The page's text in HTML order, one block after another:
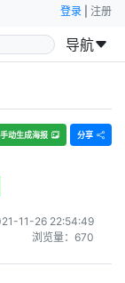
登录 注册
导航
手动生成海报 分享
11-26 22:54:49
浏览量： 670